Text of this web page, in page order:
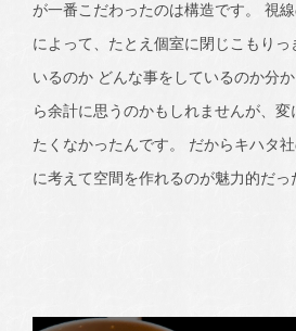
が一番こだわったのは構造です。 視
によって、たとえ個室に閉じこもりっ
いるのか どんな事をしているのか分
ら余計に思うのかもしれませんが、変
たくなかったんです。 だからキハタ
に考えて空間を作れるのが魅力的だっ